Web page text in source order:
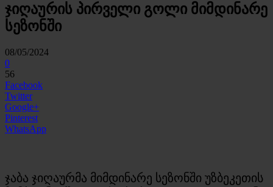
ჯიღაურის პირველი გოლი მიმდინარე
სეზონში
08/05/2024
0
56
Facebook
Twitter
Google+
Pinterest
WhatsApp
ჯაბა ჯიღაურმა მიმდინარე სეზონში უზბეკეთის